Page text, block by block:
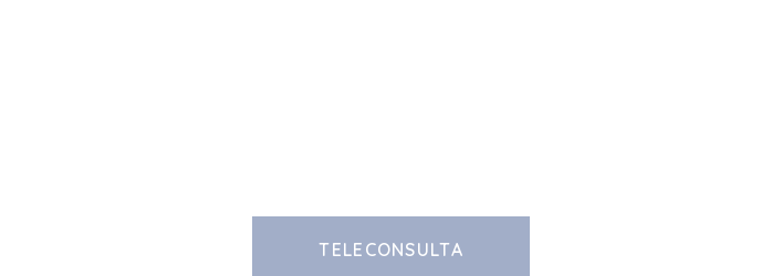
TELECONSULTA